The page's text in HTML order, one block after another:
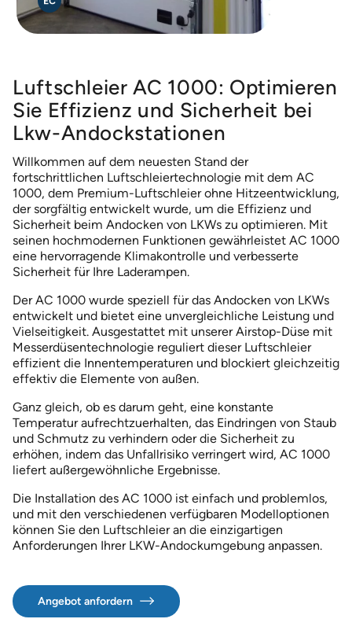
ELLIPS 380 Luftschleier
NIGHT CURTAIN *Nur skandinavischer Markt
PORTAL 300 – Niedrigprofil-Lüftereinheit
POWERSTREAM DSB AIRLOCK
POWERSTREAM DSB KOMFORT
ROUNDEL – Karusselltüren
TERMINAL Luftschleier – Mehrere Türen
Nachhaltigkeit
Luftschleier AC 1000: Optimieren
Sie Effizienz und Sicherheit bei
Lkw-Andockstationen
Willkommen auf dem neuesten Stand der
fortschrittlichen Luftschleiertechnologie mit dem AC
1000, dem Premium-Luftschleier ohne Hitzeentwicklung,
der sorgfältig entwickelt wurde, um die Effizienz und
Sicherheit beim Andocken von LKWs zu optimieren. Mit
seinen hochmodernen Funktionen gewährleistet AC 1000
eine hervorragende Klimakontrolle und verbesserte
Sicherheit für Ihre Laderampen.
Der AC 1000 wurde speziell für das Andocken von LKWs
entwickelt und bietet eine unvergleichliche Leistung und
Vielseitigkeit. Ausgestattet mit unserer Airstop-Düse mit
Messerdüsentechnologie reguliert dieser Luftschleier
effizient die Innentemperaturen und blockiert gleichzeitig
effektiv die Elemente von außen.
Ganz gleich, ob es darum geht, eine konstante
Temperatur aufrechtzuerhalten, das Eindringen von Staub
und Schmutz zu verhindern oder die Sicherheit zu
erhöhen, indem das Unfallrisiko verringert wird, AC 1000
liefert außergewöhnliche Ergebnisse.
Die Installation des AC 1000 ist einfach und problemlos,
und mit den verschiedenen verfügbaren Modelloptionen
können Sie den Luftschleier an die einzigartigen
Anforderungen Ihrer LKW-Andockumgebung anpassen.
Angebot anfordern